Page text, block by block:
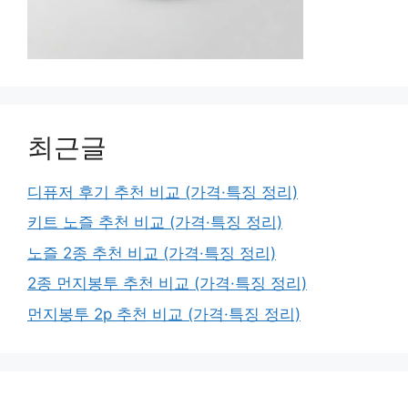
최근글
디퓨저 후기 추천 비교 (가격·특징 정리)
키트 노즐 추천 비교 (가격·특징 정리)
노즐 2종 추천 비교 (가격·특징 정리)
2종 먼지봉투 추천 비교 (가격·특징 정리)
먼지봉투 2p 추천 비교 (가격·특징 정리)